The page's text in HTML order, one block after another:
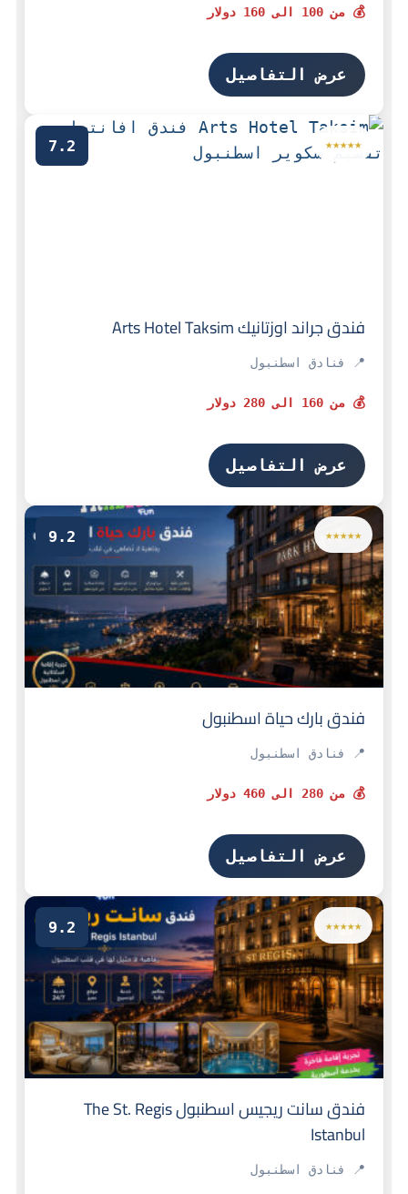
💰 من 100 الى 160 دولار
عرض التفاصيل
★★★★★
7.2
فندق جراند اوزتانيك Arts Hotel Taksim
📍 فنادق اسطنبول
💰 من 160 الى 280 دولار
عرض التفاصيل
★★★★★
9.2
فندق بارك حياة اسطنبول
📍 فنادق اسطنبول
💰 من 280 الى 460 دولار
عرض التفاصيل
★★★★★
9.2
فندق سانت ريجيس اسطنبول The St. Regis
Istanbul
📍 فنادق اسطنبول